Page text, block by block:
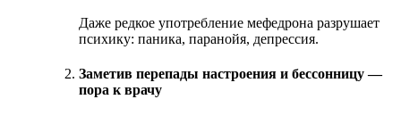
Даже редкое употребление мефедрона разрушает
психику: паника, паранойя, депрессия.
Заметив перепады настроения и бессонницу —
пора к врачу